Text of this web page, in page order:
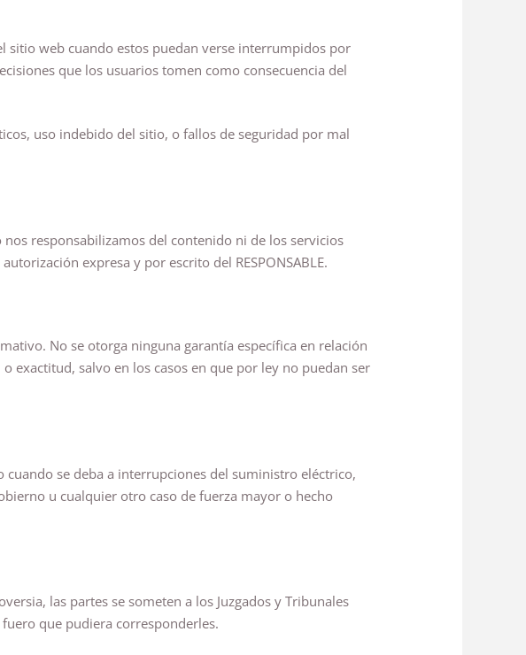
sitio web cuando estos puedan verse interrumpidos por
que los usuarios tomen como consecuencia del
uso indebido del sitio, o fallos de seguridad por mal
responsabilizamos del contenido ni de los servicios
expresa y por escrito del RESPONSABLE.
No se otorga ninguna garantía específica en relación
exactitud, salvo en los casos en que por ley no puedan ser
cuando se deba a interrupciones del suministro eléctrico,
u cualquier otro caso de fuerza mayor o hecho
las partes se someten a los Juzgados y Tribunales
que pudiera corresponderles.